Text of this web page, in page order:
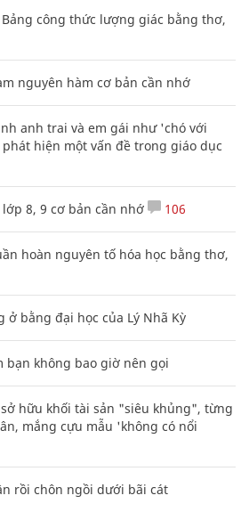
công thức lượng giác bằng thơ,
nguyên hàm cơ bản cần nhớ
anh trai và em gái như 'chó với
hiện một vấn đề trong giáo dục
8, 9 cơ bản cần nhớ 106
hoàn nguyên tố hóa học bằng thơ,
bằng đại học của Lý Nhã Kỳ
bạn không bao giờ nên gọi
hữu khối tài sản "siêu khủng", từng
mắng cựu mẫu 'không có nổi
rồi chôn ngồi dưới bãi cát